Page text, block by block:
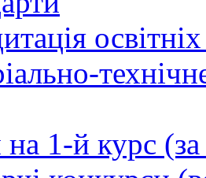
на 1-й курс